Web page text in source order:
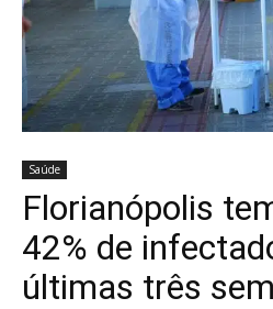
Saúde
Florianópolis
42% de
últimas três